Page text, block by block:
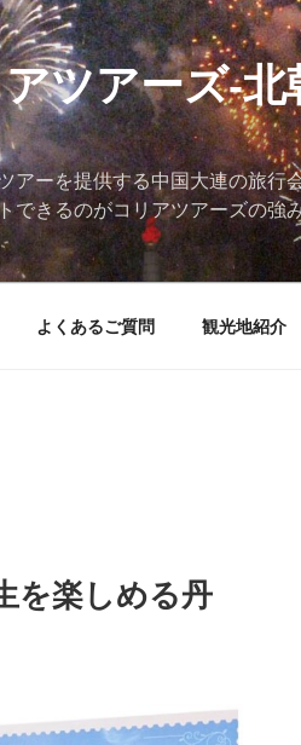
ツアーズ-
アーを提供する中国大連の旅行
できるのがコリアツアーズの強
よくあるご質問 観光地紹介
を楽しめる丹